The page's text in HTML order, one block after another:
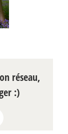
réseau,
:)